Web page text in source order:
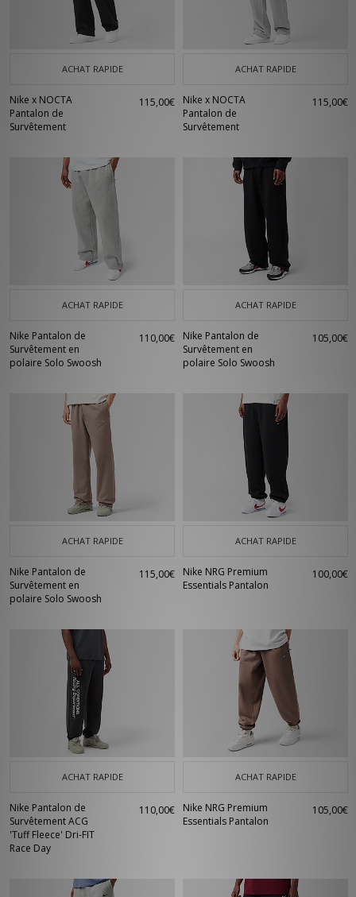
ACHAT RAPIDE
Nike x NOCTA
Pantalon de
Survêtement
115,00€
ACHAT RAPIDE
Nike x NOCTA
Pantalon de
Survêtement
115,00€
ACHAT RAPIDE
Nike Pantalon de
Survêtement en
polaire Solo Swoosh
110,00€
ACHAT RAPIDE
Nike Pantalon de
Survêtement en
polaire Solo Swoosh
105,00€
ACHAT RAPIDE
Nike Pantalon de
Survêtement en
polaire Solo Swoosh
115,00€
ACHAT RAPIDE
Nike NRG Premium
Essentials Pantalon
100,00€
ACHAT RAPIDE
Nike Pantalon de
Survêtement ACG
'Tuff Fleece' Dri-FIT
Race Day
110,00€
ACHAT RAPIDE
Nike NRG Premium
Essentials Pantalon
105,00€